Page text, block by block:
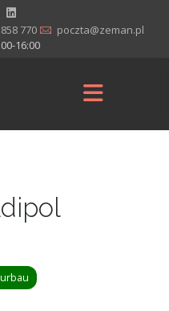
770
poczta@zeman.pl
16:00